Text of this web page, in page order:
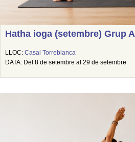
Hatha ioga (setembre) Grup A
LLOC: Casal Torreblanca
DATA: Del 8 de setembre al 29 de setembre